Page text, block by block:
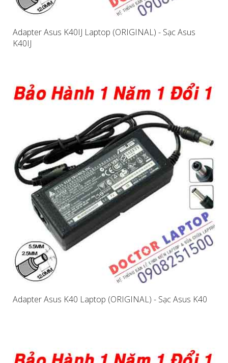
Adapter Asus K40IJ Laptop (ORIGINAL) - Sạc Asus
K40IJ
Adapter Asus K40 Laptop (ORIGINAL) - Sạc Asus K40